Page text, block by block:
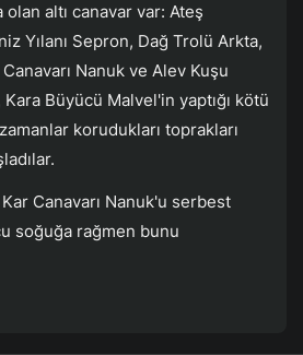
olan altı canavar var: Ateş
Yılanı Sepron, Dağ Trolü Arkta,
Nanuk ve Alev Kuşu
Büyücü Malvel'in yaptığı kötü
korudukları toprakları
Canavarı Nanuk'u serbest
soğuğa rağmen bunu